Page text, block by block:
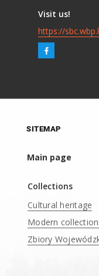
Visit us!
https://
SITEMAP
Main page
Collections
Cultural heritage
Modern
Zbiory